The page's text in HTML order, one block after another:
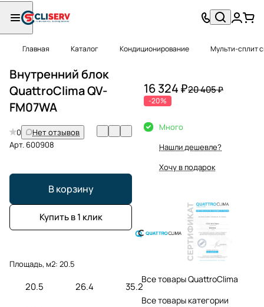
Главная Каталог Кондиционирование Мульти-сплит
Внутренний блок
QuattroClima QV-
FM07WA
0
Нет отзывов
Арт.600908
В корзину
Купить в 1 клик
Площадь, м2: 20.5
20.5 26.4 35.2
16 324 ₽20 405 ₽
-20%
Много
Нашли дешевле?
Хочу в подарок
Все товары QuattroClima
Все товары категории